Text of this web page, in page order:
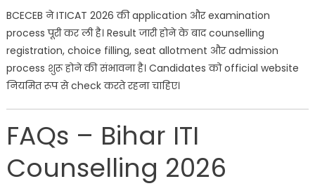
BCECEB ने ITICAT 2026 की application और examination
process पूरी कर ली है। Result जारी होने के बाद counselling
registration, choice filling, seat allotment और admission
process शुरू होने की संभावना है। Candidates को official website
नियमित रूप से check करते रहना चाहिए।
FAQs – Bihar ITI
Counselling 2026